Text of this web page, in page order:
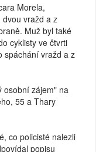
Morela,
dvou vražd a z
Muž byl také
cyklisty ve čtvrti
spáchání vražd a z
osobní zájem" na
55 a Thary
co policisté nalezli
popisu